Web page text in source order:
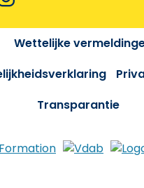
Wettelijke
Transparantie